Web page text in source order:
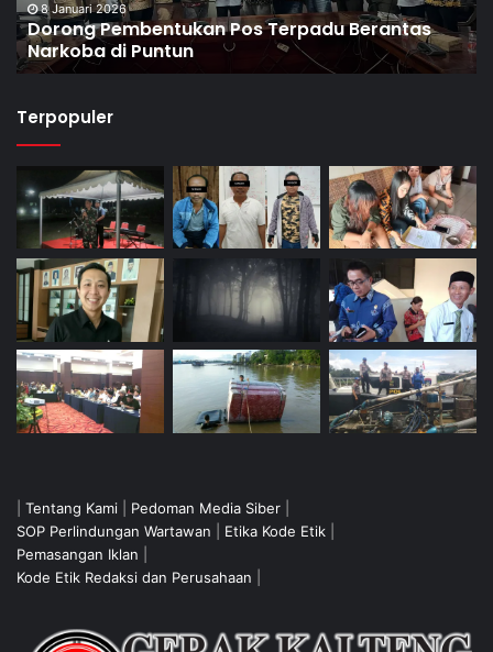
8 Januari 2026
Dorong Pembentukan Pos Terpadu Berantas
Narkoba di Puntun
Terpopuler
Tentang Kami Pedoman Media Siber
SOP Perlindungan Wartawan
Etika Kode Etik
Pemasangan Iklan
Kode Etik Redaksi dan Perusahaan